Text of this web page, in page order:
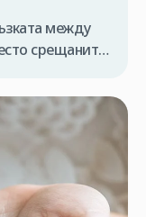
между
срещаните
на коса в
се
случаи за
в